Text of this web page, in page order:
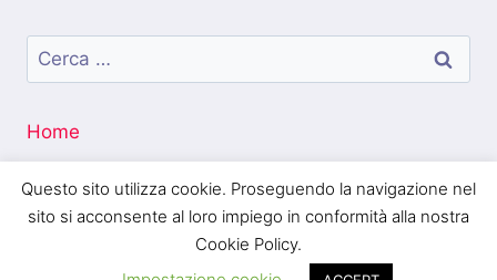
Ricerca
per:
Home
Blogo Italia
Questo sito utilizza cookie. Proseguendo la navigazione nel
sito si acconsente al loro impiego in conformità alla nostra
Cookie Policy.